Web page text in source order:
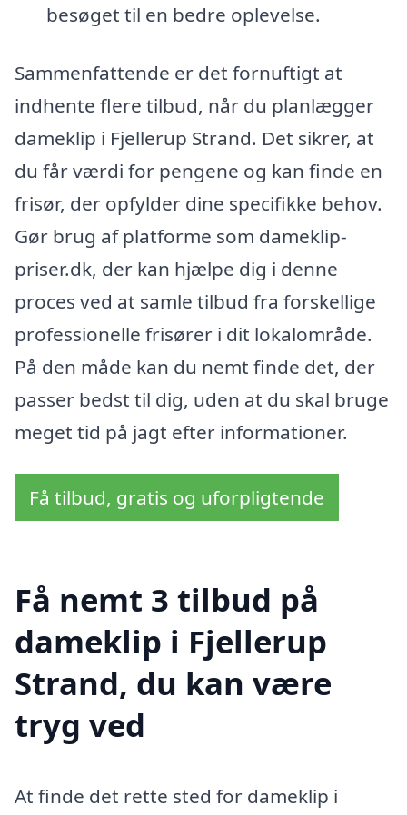
besøget til en bedre oplevelse.
Sammenfattende er det fornuftigt at
indhente flere tilbud, når du planlægger
dameklip i Fjellerup Strand. Det sikrer, at
du får værdi for pengene og kan finde en
frisør, der opfylder dine specifikke behov.
Gør brug af platforme som dameklip-
priser.dk, der kan hjælpe dig i denne
proces ved at samle tilbud fra forskellige
professionelle frisører i dit lokalområde.
På den måde kan du nemt finde det, der
passer bedst til dig, uden at du skal bruge
meget tid på jagt efter informationer.
Få tilbud, gratis og uforpligtende
Få nemt 3 tilbud på
dameklip i Fjellerup
Strand, du kan være
tryg ved
At finde det rette sted for dameklip i